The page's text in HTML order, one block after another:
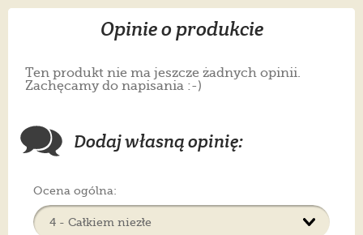
Opinie o produkcie
Ten produkt nie ma jeszcze żadnych opinii.
Zachęcamy do napisania :-)
Dodaj własną opinię:
Ocena ogólna: